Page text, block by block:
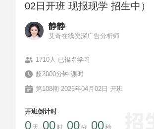
02日开班 现报现学 招生中）
静静
艾奇在线资深广告分析师
1710人 已报名学习
超2000分钟 课时
第108期 2026年04月02日 开班
开班倒计时
0 天 00 时 00分 00秒